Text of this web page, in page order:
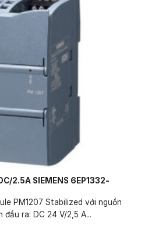
2.5A SIEMENS 6EP1332-
PM1207 Stabilized với nguồn
đầu ra: DC 24 V/2,5 A...